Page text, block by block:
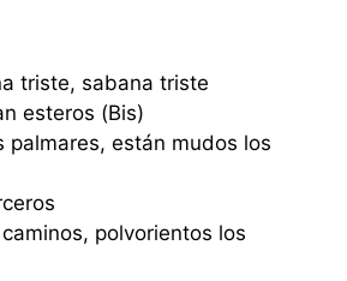
triste, sabana triste
esteros (Bis)
palmares, están mudos los
polvorientos los